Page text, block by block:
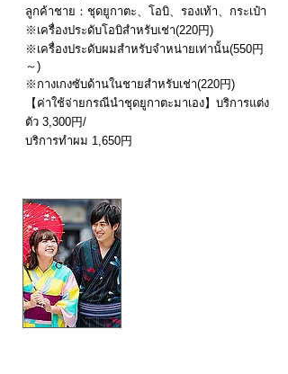
ลูกค้าชาย：ชุดยูกาตะ、โอบิ、รองเท้า、กระเป๋า
※เครื่องประดับโอบิสำหรับเช่า(220円)
※เครื่องประดับผมสำหรับจำหน่ายเท่านั้น(550円
～)
※กางเกงซับด้านในชายสำหรับเช่า(220円)
【ค่าใช้จ่ายกรณีนำชุดยูกาตะมาเอง】บริการแต่ง
ตัว 3,300円/
บริการทำผม 1,650円